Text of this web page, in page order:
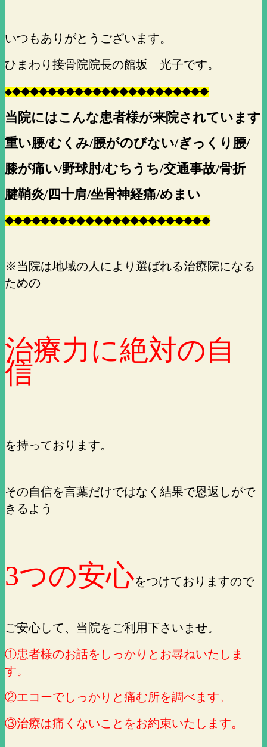
いつもありがとうございます。
ひまわり接骨院院長の館坂 光子です。
◆◆◆◆◆◆◆◆◆◆◆◆◆◆◆◆◆◆◆◆◆◆◆
当院にはこんな患者様が来院されています
重い腰/むくみ/腰がのびない/ぎっくり腰/
膝が痛い/野球肘/むちうち/交通事故/骨折
腱鞘炎/四十肩/坐骨神経痛/めまい
◆◆◆◆◆◆◆◆◆◆◆◆◆◆◆◆◆◆◆◆◆◆◆
※当院は地域の人により選ばれる治療院になる
ための
治療力に絶対の自
信
を持っております。
その自信を言葉だけではなく結果で恩返しがで
きるよう
3つの安心をつけておりますので
ご安心して、当院をご利用下さいませ。
①患者様のお話をしっかりとお尋ねいたしま
す。
②エコーでしっかりと痛む所を調べます。
③治療は痛くないことをお約束いたします。